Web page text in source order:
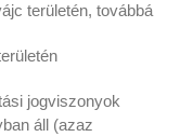
területén, továbbá
jogviszonyok
áll (azaz